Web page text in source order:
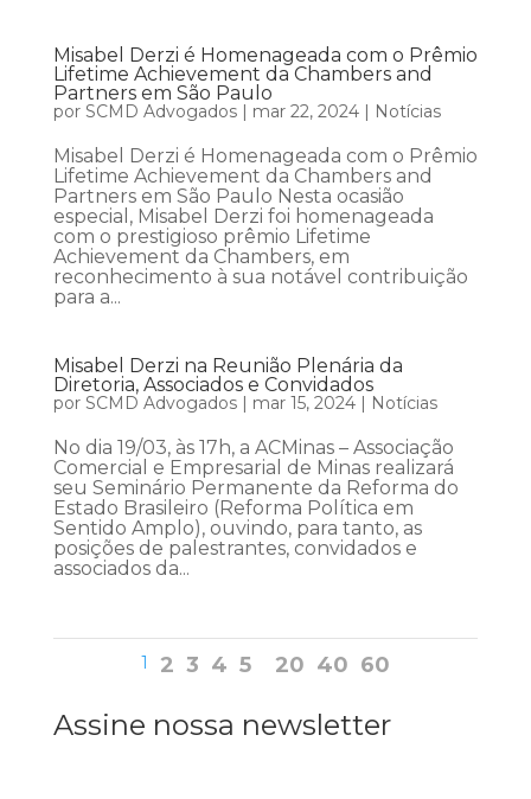
Misabel Derzi é Homenageada com o Prêmio
Lifetime Achievement da Chambers and
Partners em São Paulo
por SCMD Advogados| mar 22, 2024| Notícias
Misabel Derzi é Homenageada com o Prêmio
Lifetime Achievement da Chambers and
Partners em São Paulo Nesta ocasião
especial, Misabel Derzi foi homenageada
com o prestigioso prêmio Lifetime
Achievement da Chambers, em
reconhecimento à sua notável contribuição
para a...
Misabel Derzi na Reunião Plenária da
Diretoria, Associados e Convidados
por SCMD Advogados| mar 15, 2024| Notícias
No dia 19/03, às 17h, a ACMinas – Associação
Comercial e Empresarial de Minas realizará
seu Seminário Permanente da Reforma do
Estado Brasileiro (Reforma Política em
Sentido Amplo), ouvindo, para tanto, as
posições de palestrantes, convidados e
associados da...
1 2 3 4 5 20 40 60
Assine nossa newsletter